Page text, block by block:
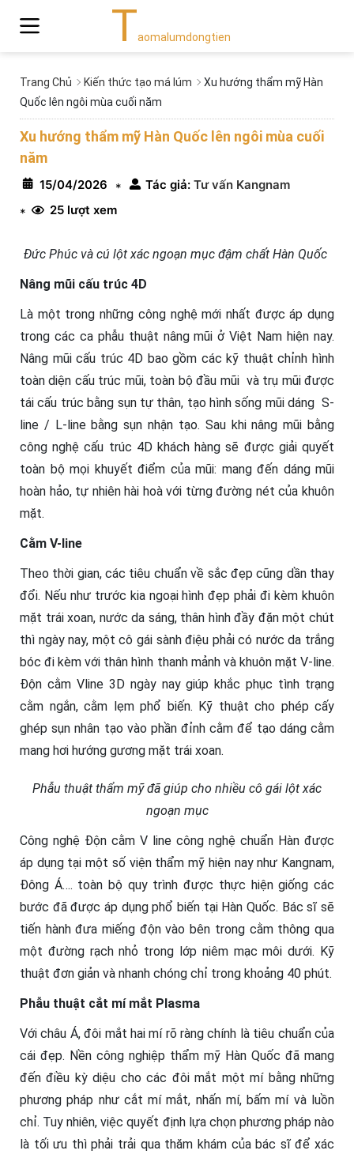
Taomalumdongtien
Trang Chủ Kiến thức tạo má lúm
Xu hướng thẩm mỹ Hàn
Quốc lên ngôi mùa cuối năm
Xu hướng thẩm mỹ Hàn Quốc lên ngôi mùa cuối
năm
15/04/2026 * Tác giả: Tư vấn Kangnam
*
25 lượt xem
Đức Phúc và cú lột xác ngoạn mục đậm chất Hàn Quốc
Nâng mũi cấu trúc 4D
Là một trong những công nghệ mới nhất được áp dụng
trong các ca phẫu thuật nâng mũi ở Việt Nam hiện nay.
Nâng mũi cấu trúc 4D bao gồm các kỹ thuật chỉnh hình
toàn diện cấu trúc mũi, toàn bộ đầu mũi và trụ mũi được
tái cấu trúc bằng sụn tự thân, tạo hình sống mũi dáng S-
line / L-line bằng sụn nhận tạo. Sau khi nâng mũi bằng
công nghệ cấu trúc 4D khách hàng sẽ được giải quyết
toàn bộ mọi khuyết điểm của mũi: mang đến dáng mũi
hoàn hảo, tự nhiên hài hoà với từng đường nét của khuôn
mặt.
Cằm V-line
Theo thời gian, các tiêu chuẩn về sắc đẹp cũng dần thay
đổi. Nếu như trước kia ngoại hình đẹp phải đi kèm khuôn
mặt trái xoan, nước da sáng, thân hình đầy đặn một chút
thì ngày nay, một cô gái sành điệu phải có nước da trắng
bóc đi kèm với thân hình thanh mảnh và khuôn mặt V-line.
Độn cằm Vline 3D ngày nay giúp khắc phục tình trạng
cằm ngắn, cằm lẹm phổ biến. Kỹ thuật cho phép cấy
ghép sụn nhân tạo vào phần đỉnh cằm để tạo dáng cằm
mang hơi hướng gương mặt trái xoan.
Phẫu thuật thẩm mỹ đã giúp cho nhiều cô gái lột xác
ngoạn mục
Công nghệ Độn cằm V line công nghệ chuẩn Hàn được
áp dụng tại một số viện thẩm mỹ hiện nay như Kangnam,
Đông Á…. toàn bộ quy trình được thực hiện giống các
bước đã được áp dụng phổ biến tại Hàn Quốc. Bác sĩ sẽ
tiến hành đưa miếng độn vào bên trong cằm thông qua
một đường rạch nhỏ trong lớp niêm mạc môi dưới. Kỹ
thuật đơn giản và nhanh chóng chỉ trong khoảng 40 phút.
Phẫu thuật cắt mí mắt Plasma
Với châu Á, đôi mắt hai mí rõ ràng chính là tiêu chuẩn của
cái đẹp. Nền công nghiệp thẩm mỹ Hàn Quốc đã mang
đến điều kỳ diệu cho các đôi mắt một mí bằng những
phương pháp như cắt mí mắt, nhấn mí, bấm mí và luồn
chỉ. Tuy nhiên, việc quyết định lựa chọn phương pháp nào
là tối ưu thì phải trải qua thăm khám của bác sĩ để xác